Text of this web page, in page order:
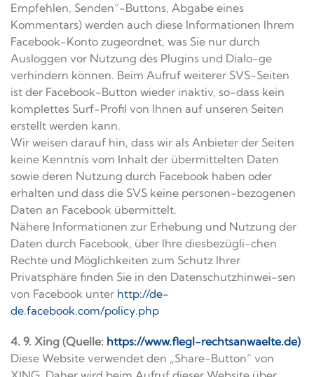
Empfehlen, Senden“-Buttons, Abgabe eines
Kommentars) werden auch diese Informationen Ihrem
Facebook-Konto zugeordnet, was Sie nur durch
Ausloggen vor Nutzung des Plugins und Dialo-ge
verhindern können. Beim Aufruf weiterer SVS-Seiten
ist der Facebook-Button wieder inaktiv, so-dass kein
komplettes Surf-Profil von Ihnen auf unseren Seiten
erstellt werden kann.
Wir weisen darauf hin, dass wir als Anbieter der Seiten
keine Kenntnis vom Inhalt der übermittelten Daten
sowie deren Nutzung durch Facebook haben oder
erhalten und dass die SVS keine personen-bezogenen
Daten an Facebook übermittelt.
Nähere Informationen zur Erhebung und Nutzung der
Daten durch Facebook, über Ihre diesbezügli-chen
Rechte und Möglichkeiten zum Schutz Ihrer
Privatsphäre finden Sie in den Datenschutzhinwei-sen
von Facebook unter http://de-
de.facebook.com/policy.php
4. 9. Xing (Quelle: https://www.flegl-rechtsanwaelte.de)
Diese Website verwendet den „Share-Button“ von